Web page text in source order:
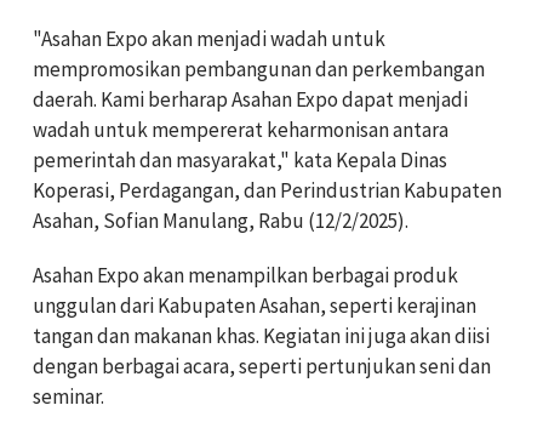
"Asahan Expo akan menjadi wadah untuk
mempromosikan pembangunan dan perkembangan
daerah. Kami berharap Asahan Expo dapat menjadi
wadah untuk mempererat keharmonisan antara
pemerintah dan masyarakat," kata Kepala Dinas
Koperasi, Perdagangan, dan Perindustrian Kabupaten
Asahan, Sofian Manulang, Rabu (12/2/2025).
Asahan Expo akan menampilkan berbagai produk
unggulan dari Kabupaten Asahan, seperti kerajinan
tangan dan makanan khas. Kegiatan ini juga akan diisi
dengan berbagai acara, seperti pertunjukan seni dan
seminar.